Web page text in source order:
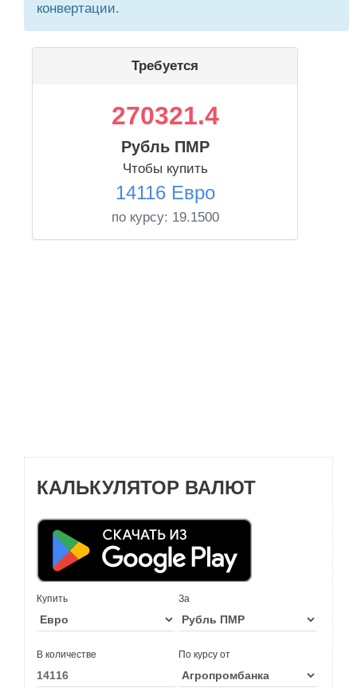
конвертации.
Требуется
270321.4
Рубль ПМР
Чтобы купить
14116 Евро
по курсу: 19.1500
КАЛЬКУЛЯТОР ВАЛЮТ
Купить За
В количестве По курсу от